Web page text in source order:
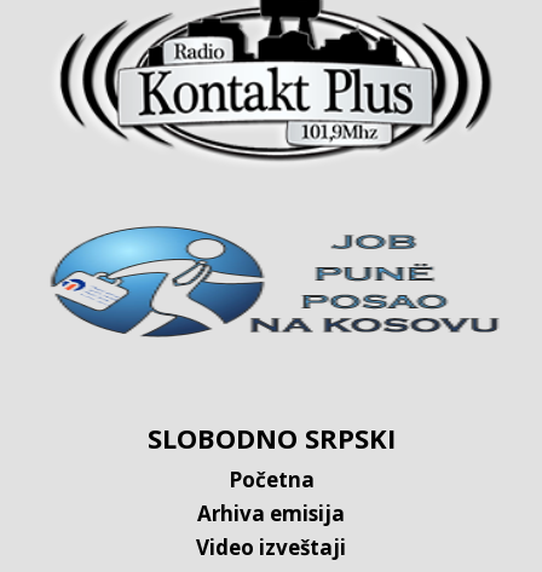
SLOBODNO SRPSKI
Početna
Arhiva emisija
Video izveštaji